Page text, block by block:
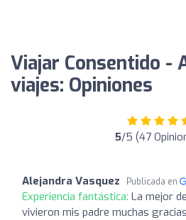
Viajar Consentido -
viajes: Opiniones
5/5 (47
Alejandra Vasquez Publicada en
Experiencia fantástica: La mejor
vivieron mis padre muchas